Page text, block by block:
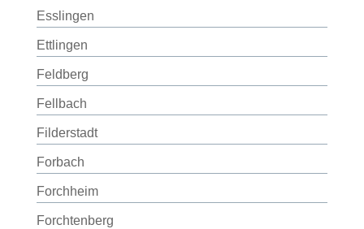
Esslingen
Ettlingen
Feldberg
Fellbach
Filderstadt
Forbach
Forchheim
Forchtenberg